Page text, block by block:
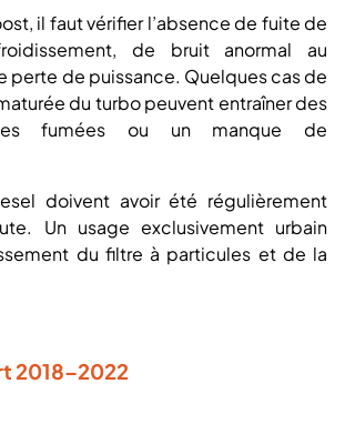
il faut vérifier l’absence de fuite de
de bruit anormal au
perte de puissance. Quelques cas de
du turbo peuvent entraîner des
fumées ou un manque de
doivent avoir été régulièrement
Un usage exclusivement urbain
du filtre à particules et de la
2018–2022